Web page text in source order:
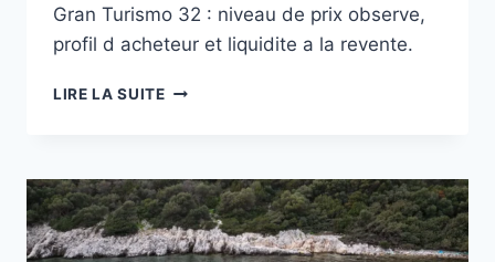
Gran Turismo 32 : niveau de prix observe,
profil d acheteur et liquidite a la revente.
LIRE LA SUITEBENETEAU
:
CE
QUE
DIT